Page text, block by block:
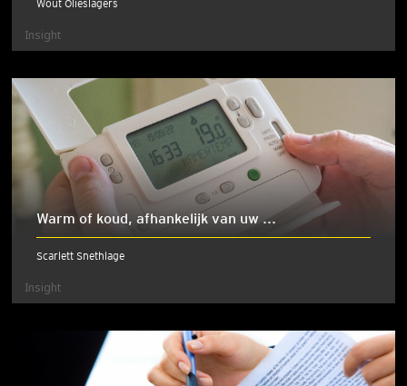
Wout Olieslagers
Insight
Warm of koud, afhankelijk van uw ...
Scarlett Snethlage
Insight